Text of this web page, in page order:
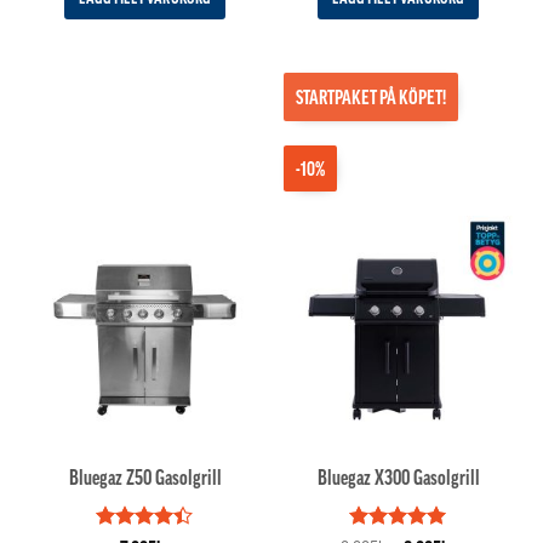
Bluegaz Z50 Gasolgrill
-10%
STARTPAKET PÅ KÖPET!
Bluegaz X300 Gasolgrill